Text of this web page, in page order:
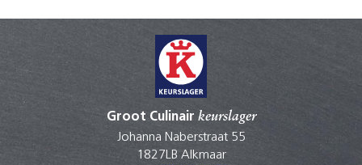
Groot Culinair keurslager
Johanna Naberstraat 55
1827LB Alkmaar